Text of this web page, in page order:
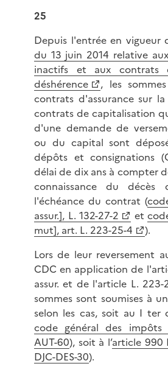
25
Depuis l'entrée en vigueur
du 13 juin 2014 relative
inactifs et aux contrats
déshérence
, les
contrats d'assurance sur
contrats de capitalisation
d'une demande de
ou du capital sont
dépôts et consignations
délai de dix ans à compter
connaissance du
l'échéance du contrat (
assur.], L. 132-27-2
et
mut], art. L. 223-25-4
).
Lors de leur reversement
CDC en application de
assur. et de l'article L.
sommes sont soumises à
selon les cas, soit au I ter
code général des impôts
AUT-60), soit à l’article 990
DJC-DES-30).